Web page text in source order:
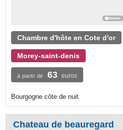
Chambre d'hôte en Cote d'or
Morey-saint-denis
à partir de 63 euros
Bourgogne côte de nuit
Chateau de beauregard